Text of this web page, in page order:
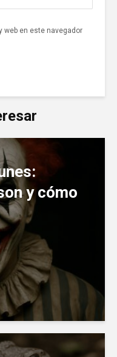
web en este navegador
y cómo